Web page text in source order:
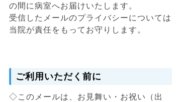
の間に病室へお届けいたします。
受信したメールのプライバシーについては
当院が責任をもってお守りします。
ご利用いただく前に
◇このメールは、お見舞い・お祝い（出